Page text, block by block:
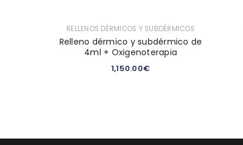
RELLENOS DÉRMICOS Y SUBDÉRMICOS
Relleno dérmico y subdérmico de
4ml + Oxigenoterapia
1,150.00€